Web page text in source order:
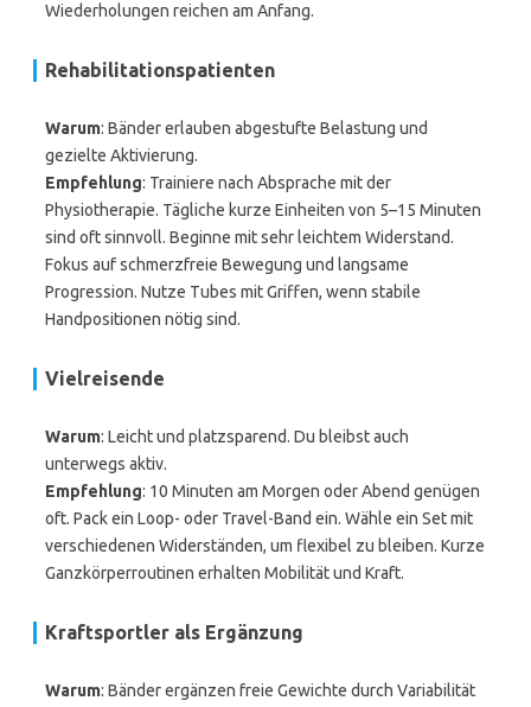
Wiederholungen reichen am Anfang.
Rehabilitationspatienten
Warum: Bänder erlauben abgestufte Belastung und
gezielte Aktivierung.
Empfehlung: Trainiere nach Absprache mit der
Physiotherapie. Tägliche kurze Einheiten von 5–15 Minuten
sind oft sinnvoll. Beginne mit sehr leichtem Widerstand.
Fokus auf schmerzfreie Bewegung und langsame
Progression. Nutze Tubes mit Griffen, wenn stabile
Handpositionen nötig sind.
Vielreisende
Warum: Leicht und platzsparend. Du bleibst auch
unterwegs aktiv.
Empfehlung: 10 Minuten am Morgen oder Abend genügen
oft. Pack ein Loop- oder Travel-Band ein. Wähle ein Set mit
verschiedenen Widerständen, um flexibel zu bleiben. Kurze
Ganzkörperroutinen erhalten Mobilität und Kraft.
Kraftsportler als Ergänzung
Warum: Bänder ergänzen freie Gewichte durch Variabilität